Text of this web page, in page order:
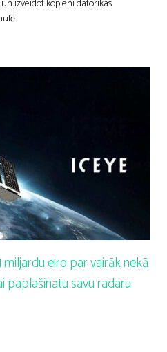
izveidot kopieni datorikas
miljardu eiro par vairāk nekā
paplašinātu savu radaru